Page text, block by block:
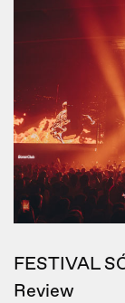
FESTIVAL
Review